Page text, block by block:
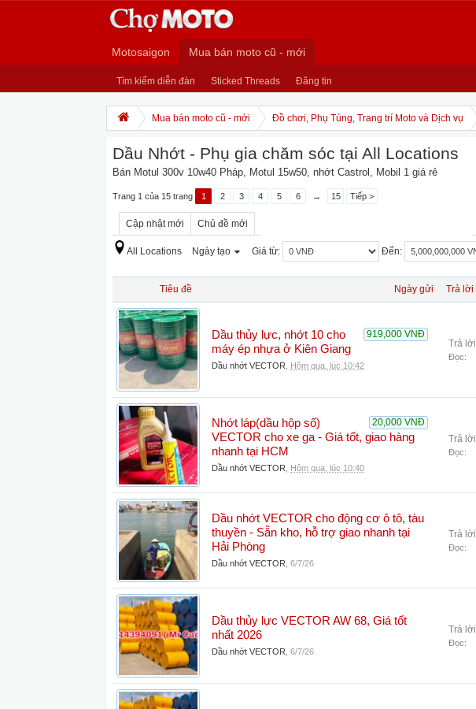
Motosaigon Mua bán moto cũ - mới
Tìm kiếm diễn đàn Sticked Threads Đăng tin
Mua bán moto cũ - mới Đồ chơi, Phụ Tùng, Trang trí Moto và Dịch vụ
Dầu Nhớt - Phụ gia chăm sóc tại All Locations
Bán Motul 300v 10w40 Pháp, Motul 15w50, nhớt Castrol, Mobil 1 giá rẻ
Trang 1 của 15 trang 1 2 3 4 5 6 → 15 Tiếp >
Cập nhật mới Chủ đề mới
All Locations Ngày tạo Giá từ: Đến:
Tiêu đề Ngày gửi Trả lời
919,000 VNĐ
Dầu thủy lực, nhớt 10 cho
máy ép nhựa ở Kiên Giang
Dầu nhớt VECTOR Hôm qua, lúc 10:42
Trả
Đọc:
20,000 VNĐ
Nhớt láp(dầu hộp số)
VECTOR cho xe ga - Giá tốt, giao hàng
nhanh tại HCM
Dầu nhớt VECTOR Hôm qua, lúc 10:40
Trả
Đọc:
Dầu nhớt VECTOR cho động cơ ô tô, tàu
thuyền - Sẵn kho, hỗ trợ giao nhanh tại
Hải Phòng
Dầu nhớt VECTOR 6/7/26
Trả
Đọc:
Dầu thủy lực VECTOR AW 68, Giá tốt
nhất 2026
Dầu nhớt VECTOR 6/7/26
Trả
Đọc: